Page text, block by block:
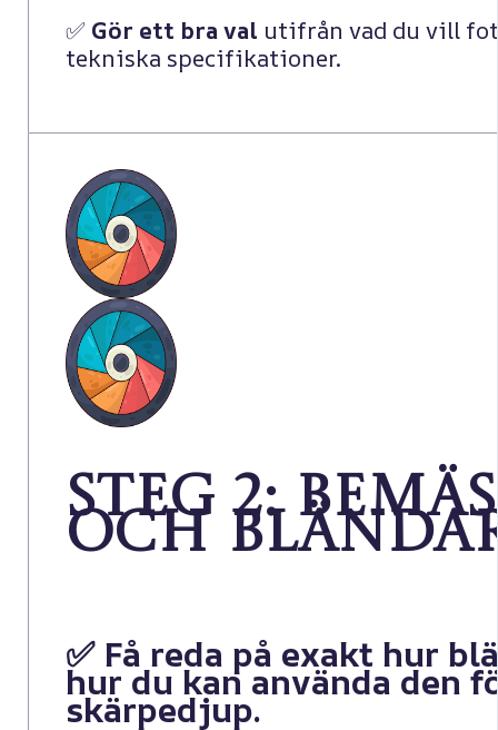
✅ Gör ett bra val utifrån vad du vill
tekniska specifikationer.
Steg 2:
och
✅ Få reda på exakt hur
hur du kan använda den
skärpedjup.